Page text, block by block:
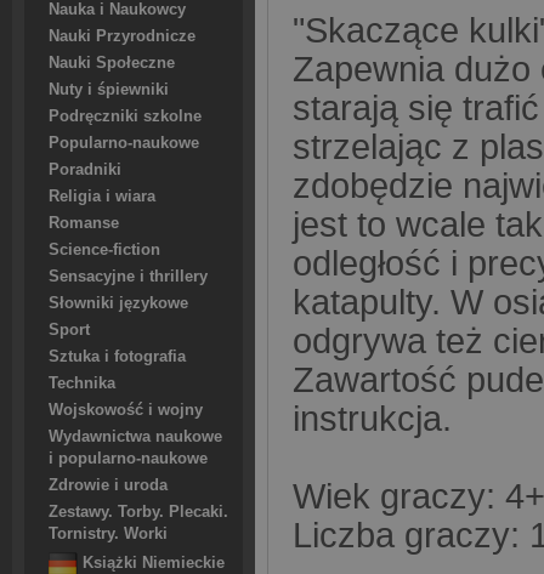
Nauka i Naukowcy
Nauki Przyrodnicze
Nauki Społeczne
Nuty i śpiewniki
Podręczniki szkolne
Popularno-naukowe
Poradniki
Religia i wiara
Romanse
Science-fiction
Sensacyjne i thrillery
Słowniki językowe
Sport
Sztuka i fotografia
Technika
Wojskowość i wojny
Wydawnictwa naukowe
i popularno-naukowe
Zdrowie i uroda
Zestawy. Torby. Plecaki.
Tornistry. Worki
Książki Niemieckie
"Skaczące
Zapewnia dużo
starają się
strzelając z
zdobędzie
jest to wcale
odległość i
katapulty. W
odgrywa też
Zawartość
instrukcja.
Wiek graczy: 4+
Liczba graczy: